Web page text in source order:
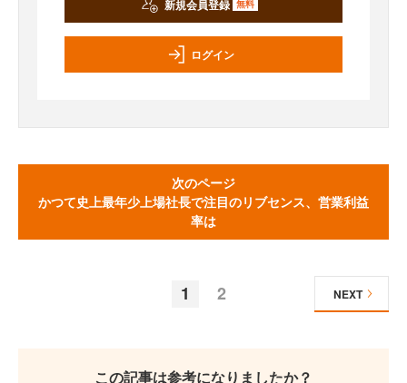
新規会員登録 無料
ログイン
次のページ
かつて史上最年少上場社長で注目のリブセンス、営業利益
率は
1 2 NEXT
この記事は参考になりましたか？